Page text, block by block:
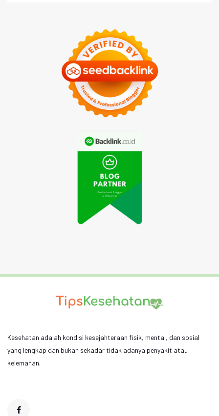
Kesehatan adalah kondisi kesejahteraan fisik, mental, dan sosial
yang lengkap dan bukan sekadar tidak adanya penyakit atau
kelemahan.